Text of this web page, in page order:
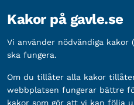
Organisationsnummer:
Bankgironummer: 5888-
Kakor på gavle.se
Vi använder nödvändiga
ska fungera.
Om du tillåter alla kakor
webbplatsen fungerar bättre
kakor som gör att vi kan följa